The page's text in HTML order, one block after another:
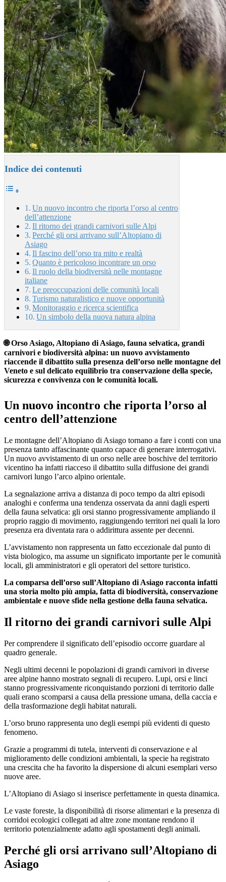
Indice dei contenuti
Un nuovo incontro che riporta l’orso al centro
dell’attenzione
Il ritorno dei grandi carnivori sulle Alpi
Perché gli orsi arrivano sull’Altopiano di
Asiago
Il fascino dell’orso tra mito e realtà
Quanto è pericoloso incontrare un orso
Il ruolo della biodiversità nelle montagne
italiane
Le preoccupazioni delle comunità locali
Turismo naturalistico e nuove opportunità
Monitoraggio e ricerca scientifica
Un simbolo della nuova natura alpina
🌐 Orso Asiago, Altopiano di Asiago, fauna selvatica, grandi
carnivori e biodiversità alpina: un nuovo avvistamento
riaccende il dibattito sulla presenza dell’orso nelle montagne del
Veneto e sul delicato equilibrio tra conservazione della specie,
sicurezza e convivenza con le comunità locali.
Un nuovo incontro che riporta l’orso al
centro dell’attenzione
Le montagne dell’Altopiano di Asiago tornano a fare i conti con una
presenza tanto affascinante quanto capace di generare interrogativi.
Un nuovo avvistamento di un orso nelle aree boschive del territorio
vicentino ha infatti riacceso il dibattito sulla diffusione dei grandi
carnivori lungo l’arco alpino orientale.
La segnalazione arriva a distanza di poco tempo da altri episodi
analoghi e conferma una tendenza osservata da anni dagli esperti
della fauna selvatica: gli orsi stanno progressivamente ampliando il
proprio raggio di movimento, raggiungendo territori nei quali la loro
presenza era diventata rara o addirittura assente per decenni.
L’avvistamento non rappresenta un fatto eccezionale dal punto di
vista biologico, ma assume un significato importante per le comunità
locali, gli amministratori e gli operatori del settore turistico.
La comparsa dell’orso sull’Altopiano di Asiago racconta infatti
una storia molto più ampia, fatta di biodiversità, conservazione
ambientale e nuove sfide nella gestione della fauna selvatica.
Il ritorno dei grandi carnivori sulle Alpi
Per comprendere il significato dell’episodio occorre guardare al
quadro generale.
Negli ultimi decenni le popolazioni di grandi carnivori in diverse
aree alpine hanno mostrato segnali di recupero. Lupi, orsi e linci
stanno progressivamente riconquistando porzioni di territorio dalle
quali erano scomparsi a causa della pressione umana, della caccia e
della trasformazione degli habitat naturali.
L’orso bruno rappresenta uno degli esempi più evidenti di questo
fenomeno.
Grazie a programmi di tutela, interventi di conservazione e al
miglioramento delle condizioni ambientali, la specie ha registrato
una crescita che ha favorito la dispersione di alcuni esemplari verso
nuove aree.
L’Altopiano di Asiago si inserisce perfettamente in questa dinamica.
Le vaste foreste, la disponibilità di risorse alimentari e la presenza di
corridoi ecologici collegati ad altre zone montane rendono il
territorio potenzialmente adatto agli spostamenti degli animali.
Perché gli orsi arrivano sull’Altopiano di
Asiago